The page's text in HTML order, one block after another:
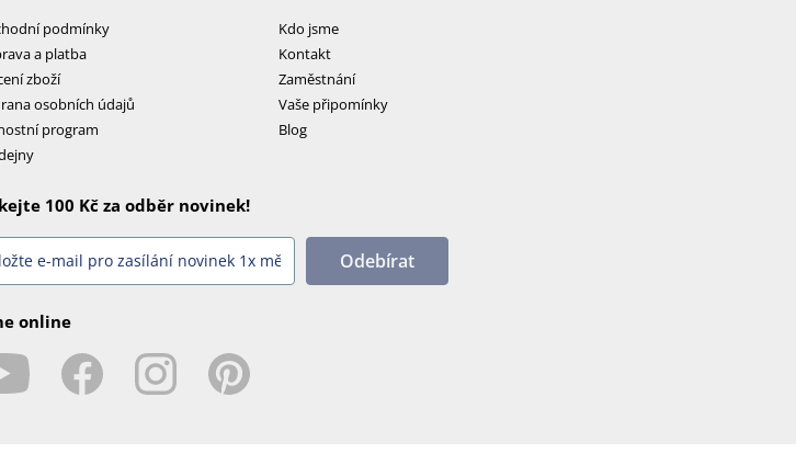
podmínky
a platba
zboží
osobních údajů
program
Kdo jsme
Kontakt
Zaměstnání
Vaše připomínky
Blog
100 Kč za odběr novinek!
Odebírat
online